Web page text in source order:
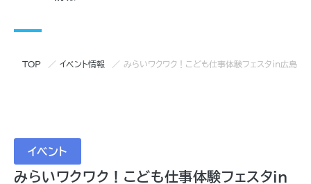
TOP イベント情報 みらいワクワク！こども仕事体験フェスタin広島
イベント
みらいワクワク！こども仕事体験フェスタin